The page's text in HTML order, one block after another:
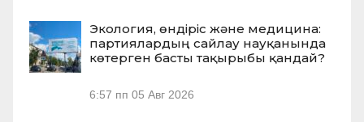
Экология, өндіріс және медицина:
партиялардың сайлау науқанында
көтерген басты тақырыбы қандай?
6:57 пп 05 Авг 2026